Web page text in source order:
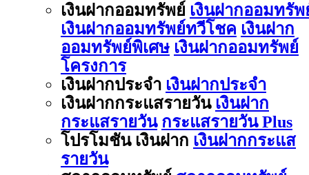
เงินฝากออมทรัพย์ เงินฝากออมทรัพ
เงินฝากออมทรัพย์ทวีโชค เงินฝาก
ออมทรัพย์พิเศษ เงินฝากออมทรัพย์
โครงการ
เงินฝากประจำ เงินฝากประจำ
เงินฝากกระแสรายวัน เงินฝาก
กระแสรายวัน กระแสรายวัน Plus
โปรโมชัน เงินฝาก เงินฝากกระแส
รายวัน